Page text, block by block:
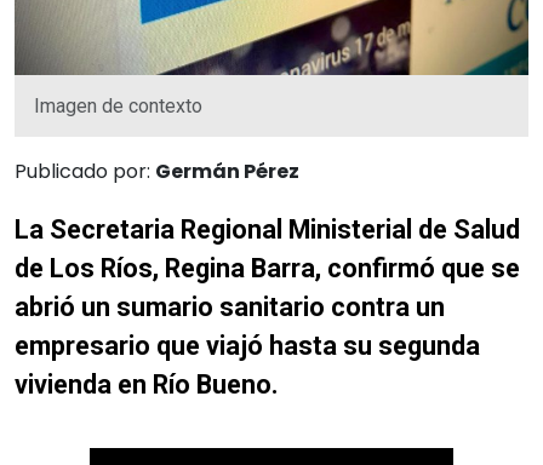
Imagen de contexto
Publicado por: Germán Pérez
La Secretaria Regional Ministerial de Salud
de Los Ríos, Regina Barra, confirmó que se
abrió un sumario sanitario contra un
empresario que viajó hasta su segunda
vivienda en Río Bueno.